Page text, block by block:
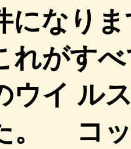
になり
れがす
ウイ ル
。 コッ